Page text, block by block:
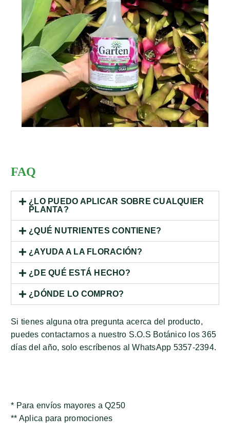
FAQ
¿LO PUEDO APLICAR SOBRE CUALQUIER
PLANTA?
¿QUÉ NUTRIENTES CONTIENE?
¿AYUDA A LA FLORACIÓN?
¿DE QUÉ ESTÁ HECHO?
¿DÓNDE LO COMPRO?
Si tienes alguna otra pregunta acerca del producto,
puedes contactarnos a nuestro S.O.S Botánico los 365
días del año, solo escríbenos al WhatsApp 5357-2394.
* Para envíos mayores a Q250
** Aplica para promociones